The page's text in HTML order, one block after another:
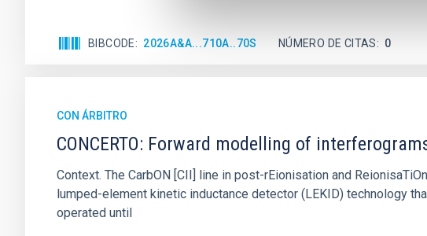
BIBCODE 2026A&A...710A..70S NÚMERO DE CITAS 0
CON ÁRBITRO
CONCERTO: Forward modelling of
Context. The CarbON [CII] line in post-rEionisation and
lumped-element kinetic inductance detector (LEKID) technology
operated until